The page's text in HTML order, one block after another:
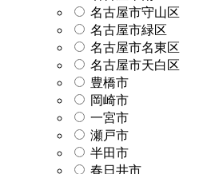
名古屋市守山区
名古屋市緑区
名古屋市名東区
名古屋市天白区
豊橋市
岡崎市
一宮市
瀬戸市
半田市
春日井市